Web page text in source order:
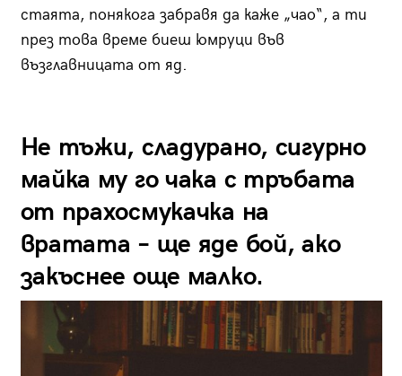
стаята, понякога забравя да каже „чао“, а ти
през това време биеш юмруци във
възглавницата от яд.
Не тъжи, сладурано, сигурно
майка му го чака с тръбата
от прахосмукачка на
вратата – ще яде бой, ако
закъснее още малко.